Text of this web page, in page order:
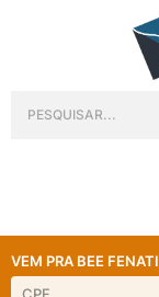
VEM PRA BEE FENATI